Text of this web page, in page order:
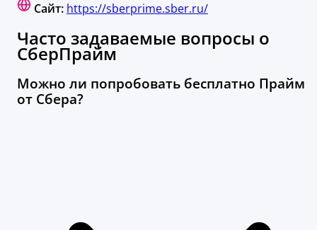
Сайт: https://sberprime.sber.ru/
Часто задаваемые вопросы о
СберПрайм
Можно ли попробовать бесплатно Прайм
от Сбера?